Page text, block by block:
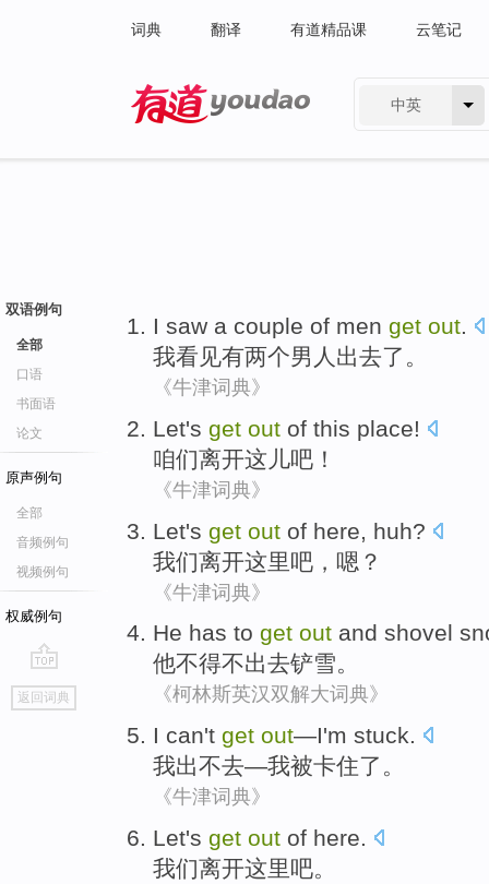
词典 翻译 有道精品课 云笔记
中英
双语例句
全部
口语
书面语
论文
原声例句
全部
音频例句
视频例句
权威例句
go
top
返回词典
I saw a couple of men get out.
我看见有两个男人 出去了。
《牛津词典》
Let's get out of this place!
咱们离开这儿吧！
《牛津词典》
Let's get out of here huh?
我们离开这里吧 ， 嗯 ？
《牛津词典》
He has to get out and shovel
他不得不出去铲雪。
《柯林斯英汉双解大词典》
I can't get out—I'm stuck.
我出不去—我被卡住了。
《牛津词典》
Let's get out of here.
我们离开这里吧。